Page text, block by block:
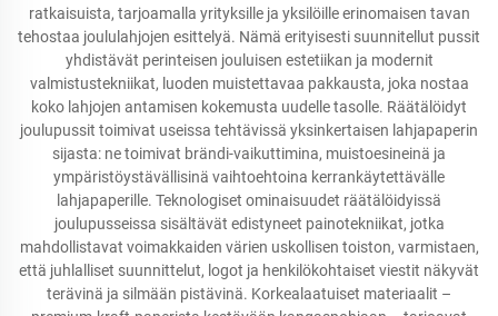
ratkaisuista, tarjoamalla yrityksille ja yksilöille erinomaisen tavan
tehostaa joululahjojen esittelyä. Nämä erityisesti suunnitellut pussit
yhdistävät perinteisen jouluisen estetiikan ja modernit
valmistustekniikat, luoden muistettavaa pakkausta, joka nostaa
koko lahjojen antamisen kokemusta uudelle tasolle. Räätälöidyt
joulupussit toimivat useissa tehtävissä yksinkertaisen lahjapaperin
sijasta: ne toimivat brändi-vaikuttimina, muistoesineinä ja
ympäristöystävällisinä vaihtoehtoina kerrankäytettävälle
lahjapaperille. Teknologiset ominaisuudet räätälöidyissä
joulupusseissa sisältävät edistyneet painotekniikat, jotka
mahdollistavat voimakkaiden värien uskollisen toiston, varmistaen,
että juhlalliset suunnittelut, logot ja henkilökohtaiset viestit näkyvät
terävinä ja silmään pistävinä. Korkealaatuiset materiaalit –